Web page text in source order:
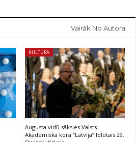
Vairāk No Autora
KULTŪRA
Augusta vidū sāksies Valsts
Akadēmiskā kora “Latvija” lolotais 29.